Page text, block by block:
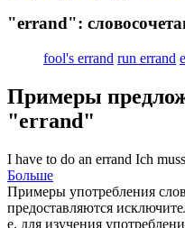
"errand":
fool's errand run errand
Примеры
"errand"
I have to do an errand Ich
Больше
Примеры употребления
предоставляются
е. для изучения